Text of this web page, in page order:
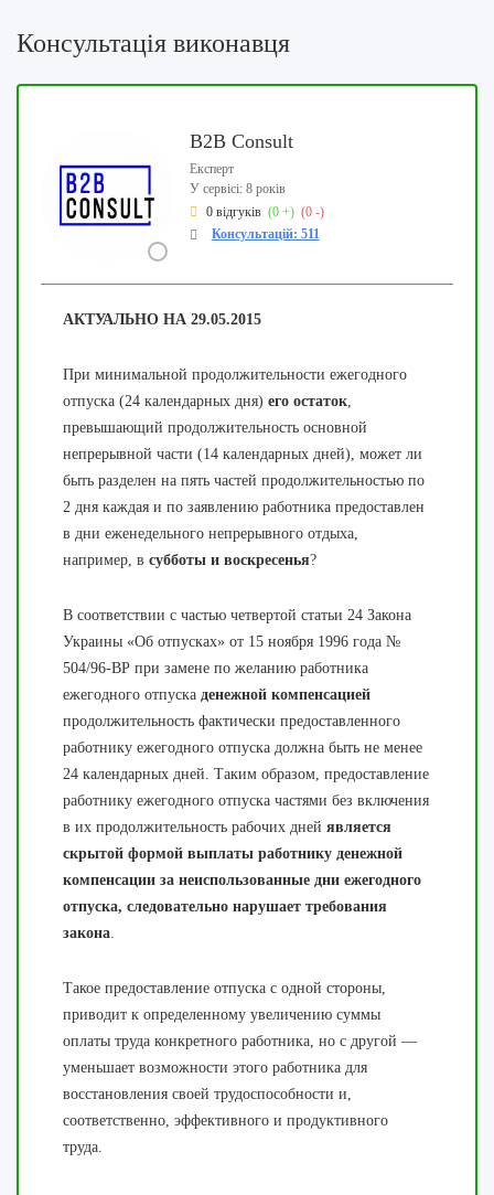
Консультація виконавця
B2B Consult
Експерт
У сервісі: 8 років
0 відгуків (0 +) (0 -)
Консультацій: 511
АКТУАЛЬНО НА 29.05.2015
При минимальной продолжительности ежегодного
отпуска (24 календарных дня) его остаток,
превышающий продолжительность основной
непрерывной части (14 календарных дней), может ли
быть разделен на пять частей продолжительностью по
2 дня каждая и по заявлению работника предоставлен
в дни еженедельного непрерывного отдыха,
например, в субботы и воскресенья?
В соответствии с частью четвертой статьи 24 Закона
Украины «Об отпусках» от 15 ноября 1996 года №
504/96-ВР при замене по желанию работника
ежегодного отпуска денежной компенсацией
продолжительность фактически предоставленного
работнику ежегодного отпуска должна быть не менее
24 календарных дней. Таким образом, предоставление
работнику ежегодного отпуска частями без включения
в их продолжительность рабочих дней является
скрытой формой выплаты работнику денежной
компенсации за неиспользованные дни ежегодного
отпуска, следовательно нарушает требования
закона.
Такое предоставление отпуска с одной стороны,
приводит к определенному увеличению суммы
оплаты труда конкретного работника, но с другой —
уменьшает возможности этого работника для
восстановления своей трудоспособности и,
соответственно, эффективного и продуктивного
труда.